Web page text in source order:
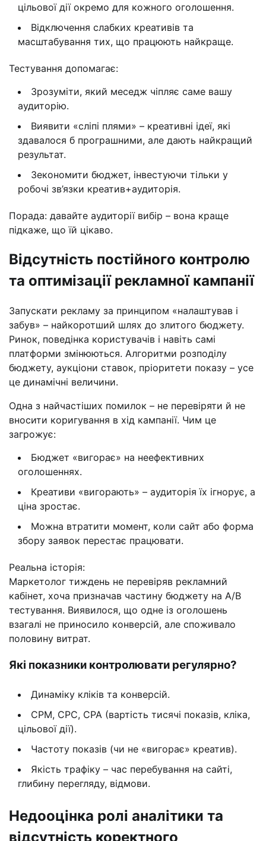
цільової дії окремо для кожного оголошення.
Відключення слабких креативів та
масштабування тих, що працюють найкраще.
Тестування допомагає:
Зрозуміти, який меседж чіпляє саме вашу
аудиторію.
Виявити «сліпі плями» – креативні ідеї, які
здавалося б програшними, але дають найкращий
результат.
Зекономити бюджет, інвестуючи тільки у
робочі зв’язки креатив+аудиторія.
Порада: давайте аудиторії вибір – вона краще
підкаже, що їй цікаво.
Відсутність постійного контролю
та оптимізації рекламної кампанії
Запускати рекламу за принципом «налаштував і
забув» – найкоротший шлях до злитого бюджету.
Ринок, поведінка користувачів і навіть самі
платформи змінюються. Алгоритми розподілу
бюджету, аукціони ставок, пріоритети показу – усе
це динамічні величини.
Одна з найчастіших помилок – не перевіряти й не
вносити коригування в хід кампанії. Чим це
загрожує:
Бюджет «вигорає» на неефективних
оголошеннях.
Креативи «вигорають» – аудиторія їх ігнорує, а
ціна зростає.
Можна втратити момент, коли сайт або форма
збору заявок перестає працювати.
Реальна історія:
Маркетолог тиждень не перевіряв рекламний
кабінет, хоча призначав частину бюджету на A/B
тестування. Виявилося, що одне із оголошень
взагалі не приносило конверсій, але споживало
половину витрат.
Які показники контролювати регулярно?
Динаміку кліків та конверсій.
CPM, CPC, CPA (вартість тисячі показів, кліка,
цільової дії).
Частоту показів (чи не «вигорає» креатив).
Якість трафіку – час перебування на сайті,
глибину перегляду, відмови.
Недооцінка ролі аналітики та
відсутність коректного